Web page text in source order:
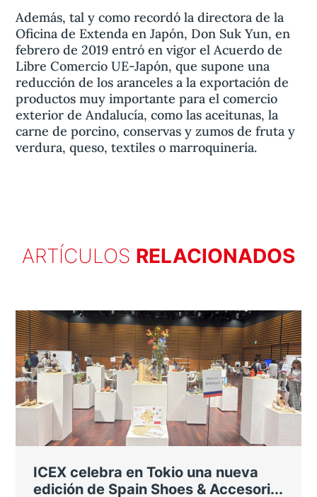
Además, tal y como recordó la directora de la
Oficina de Extenda en Japón, Don Suk Yun, en
febrero de 2019 entró en vigor el Acuerdo de
Libre Comercio UE-Japón, que supone una
reducción de los aranceles a la exportación de
productos muy importante para el comercio
exterior de Andalucía, como las aceitunas, la
carne de porcino, conservas y zumos de fruta y
verdura, queso, textiles o marroquinería.
ARTÍCULOS RELACIONADOS
ICEX celebra en Tokio una nueva
edición de Spain Shoes & Accesori...